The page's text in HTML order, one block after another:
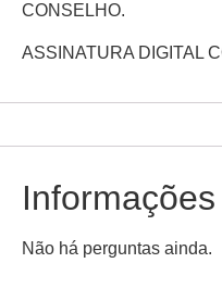
CONSELHO.
ASSINATURA DIGITAL
Não há perguntas ainda.